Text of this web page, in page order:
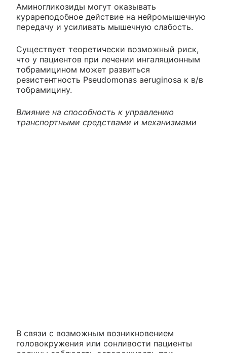
Аминогликозиды могут оказывать
курареподобное действие на нейромышечную
передачу и усиливать мышечную слабость.
Существует теоретически возможный риск,
что у пациентов при лечении ингаляционным
тобрамицином может развиться
резистентность Pseudomonas aeruginosa к в/в
тобрамицину.
Влияние на способность к управлению
транспортными средствами и механизмами
В связи с возможным возникновением
головокружения или сонливости пациенты